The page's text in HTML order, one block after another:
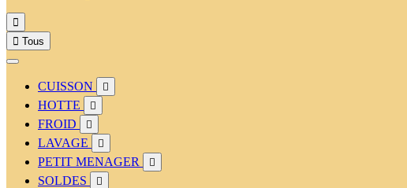

 Tous
CUISSON 
HOTTE 
FROID 
LAVAGE 
PETIT MENAGER 
SOLDES 